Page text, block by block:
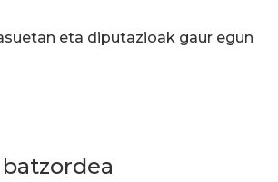
eta diputazioak gaur egun